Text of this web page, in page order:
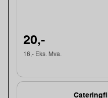
20,-
16,- Eks. Mva.